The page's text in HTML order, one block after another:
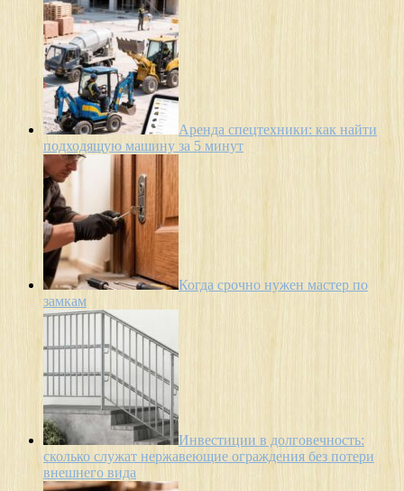
Аренда спецтехники: как найти
подходящую машину за 5 минут
Когда срочно нужен мастер по
замкам
Инвестиции в долговечность:
сколько служат нержавеющие ограждения без потери
внешнего вида